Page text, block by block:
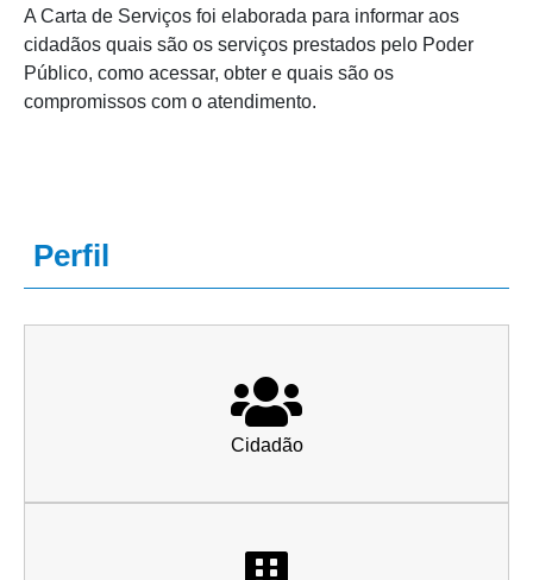
A Carta de Serviços foi elaborada para informar aos
cidadãos quais são os serviços prestados pelo Poder
Público, como acessar, obter e quais são os
compromissos com o atendimento.
Perfil
Cidadão